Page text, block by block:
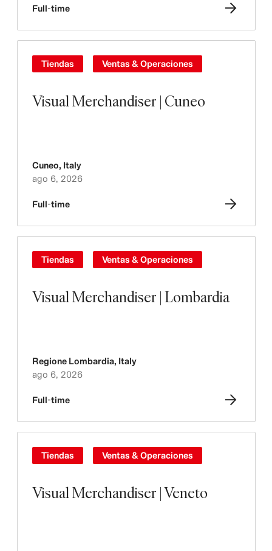
Full-time
Visual Merchandiser | Cuneo
Tiendas Ventas & Operaciones
Cuneo, Italy
ago 6, 2026
Full-time
Visual Merchandiser | Lombardia
Tiendas Ventas & Operaciones
Regione Lombardia, Italy
ago 6, 2026
Full-time
Visual Merchandiser | Veneto
Tiendas Ventas & Operaciones